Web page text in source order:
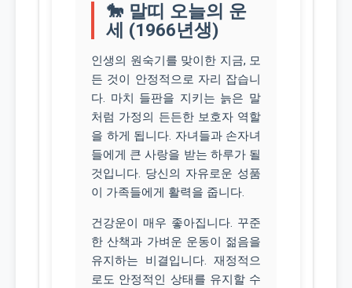
🐎 말띠 오늘의 운
세 (1966년생)
인생의 원숙기를 맞이한 지금, 모
든 것이 안정적으로 자리 잡습니
다. 마치 들판을 지키는 늙은 말
처럼 가정의 든든한 보호자 역할
을 하게 됩니다. 자녀들과 손자녀
들에게 큰 사랑을 받는 하루가 될
것입니다. 당신의 자유로운 성품
이 가족들에게 활력을 줍니다.
건강운이 매우 좋아집니다. 꾸준
한 산책과 가벼운 운동이 젊음을
유지하는 비결입니다. 재정적으
로도 안정적인 상태를 유지할 수